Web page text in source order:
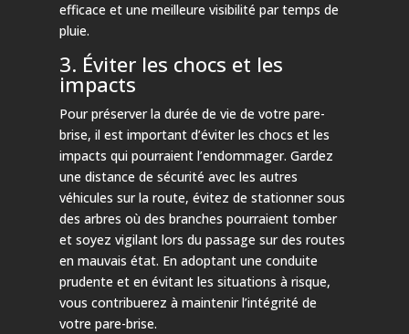
efficace et une meilleure visibilité par temps de
pluie.
3. Éviter les chocs et les
impacts
Pour préserver la durée de vie de votre pare-
brise, il est important d’éviter les chocs et les
impacts qui pourraient l’endommager. Gardez
une distance de sécurité avec les autres
véhicules sur la route, évitez de stationner sous
des arbres où des branches pourraient tomber
et soyez vigilant lors du passage sur des routes
en mauvais état. En adoptant une conduite
prudente et en évitant les situations à risque,
vous contribuerez à maintenir l’intégrité de
votre pare-brise.